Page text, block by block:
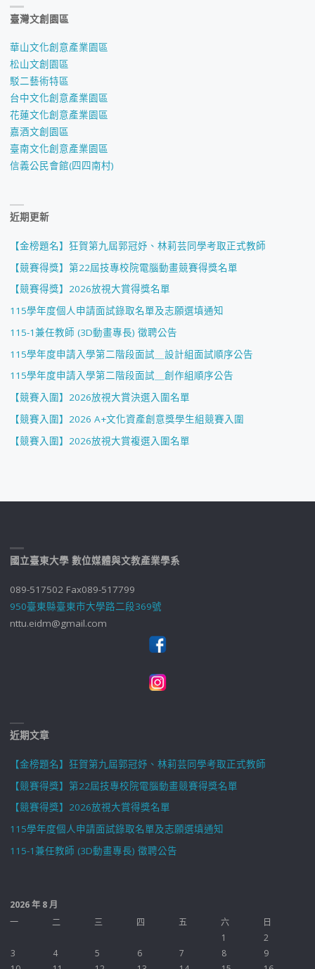
臺灣文創園區
華山文化創意產業園區
松山文創園區
駁二藝術特區
台中文化創意產業園區
花蓮文化創意產業園區
嘉酒文創園區
臺南文化創意產業園區
信義公民會館(四四南村)
近期更新
【金榜題名】狂賀第九屆郭冠妤、林莉芸同學考取正式教師
【競賽得獎】第22屆技專校院電腦動畫競賽得獎名單
【競賽得獎】2026放視大賞得獎名單
115學年度個人申請面試錄取名單及志願選填通知
115-1兼任教師 (3D動畫專長) 徵聘公告
115學年度申請入學第二階段面試＿設計組面試順序公告
115學年度申請入學第二階段面試＿創作組順序公告
【競賽入圍】2026放視大賞決選入圍名單
【競賽入圍】2026 A+文化資產創意獎學生組競賽入圍
【競賽入圍】2026放視大賞複選入圍名單
國立臺東大學 數位媒體與文教產業學系
089-517502 Fax089-517799
950臺東縣臺東市大學路二段369號
nttu.eidm@gmail.com
近期文章
【金榜題名】狂賀第九屆郭冠妤、林莉芸同學考取正式教師
【競賽得獎】第22屆技專校院電腦動畫競賽得獎名單
【競賽得獎】2026放視大賞得獎名單
115學年度個人申請面試錄取名單及志願選填通知
115-1兼任教師 (3D動畫專長) 徵聘公告
2026 年 8 月
一
二 三 四 五 六
日
1
2
3
4 5 6 7 8
9